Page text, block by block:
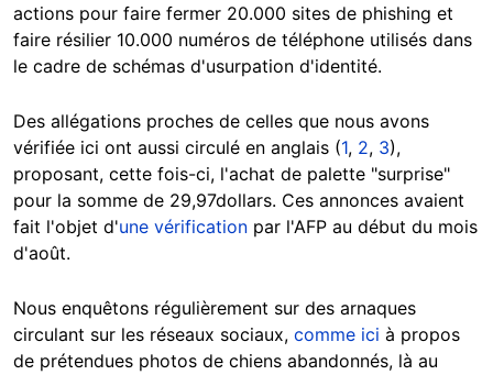
actions pour faire fermer 20.000 sites de phishing et
faire résilier 10.000 numéros de téléphone utilisés dans
le cadre de schémas d'usurpation d'identité.
Des allégations proches de celles que nous avons
vérifiée ici ont aussi circulé en anglais (1, 2, 3),
proposant, cette fois-ci, l'achat de palette "surprise"
pour la somme de 29,97dollars. Ces annonces avaient
fait l'objet d'une vérification par l'AFP au début du mois
d'août.
Nous enquêtons régulièrement sur des arnaques
circulant sur les réseaux sociaux, comme ici à propos
de prétendues photos de chiens abandonnés, là au